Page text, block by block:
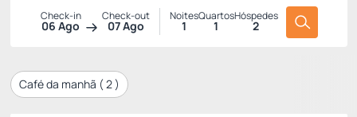
Check-in
06 Ago
Check-out
07 Ago
Noites
1
Quartos
1
Hóspedes
2
Café da manhã ( 2)